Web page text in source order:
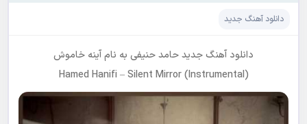
دانلود آهنگ جدید
دانلود آهنگ جدیدحامد حنیفی به نامآینه خاموش
Hamed Hanifi –Silent Mirror (Instrumental)